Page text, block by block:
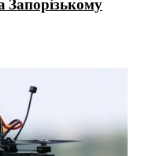
Запорізькому